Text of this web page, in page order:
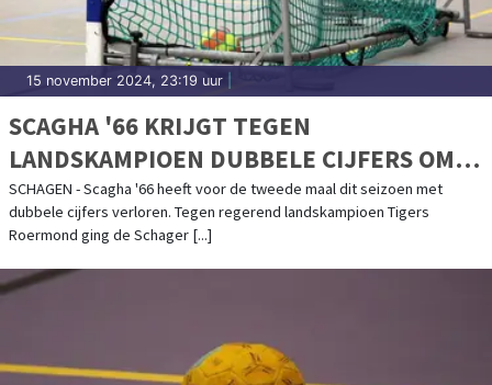
15 november 2024, 23:19 uur
SCAGHA '66 KRIJGT TEGEN
LANDSKAMPIOEN DUBBELE CIJFERS OM
DE OREN
SCHAGEN - Scagha '66 heeft voor de tweede maal dit seizoen met
dubbele cijfers verloren. Tegen regerend landskampioen Tigers
Roermond ging de Schager [...]